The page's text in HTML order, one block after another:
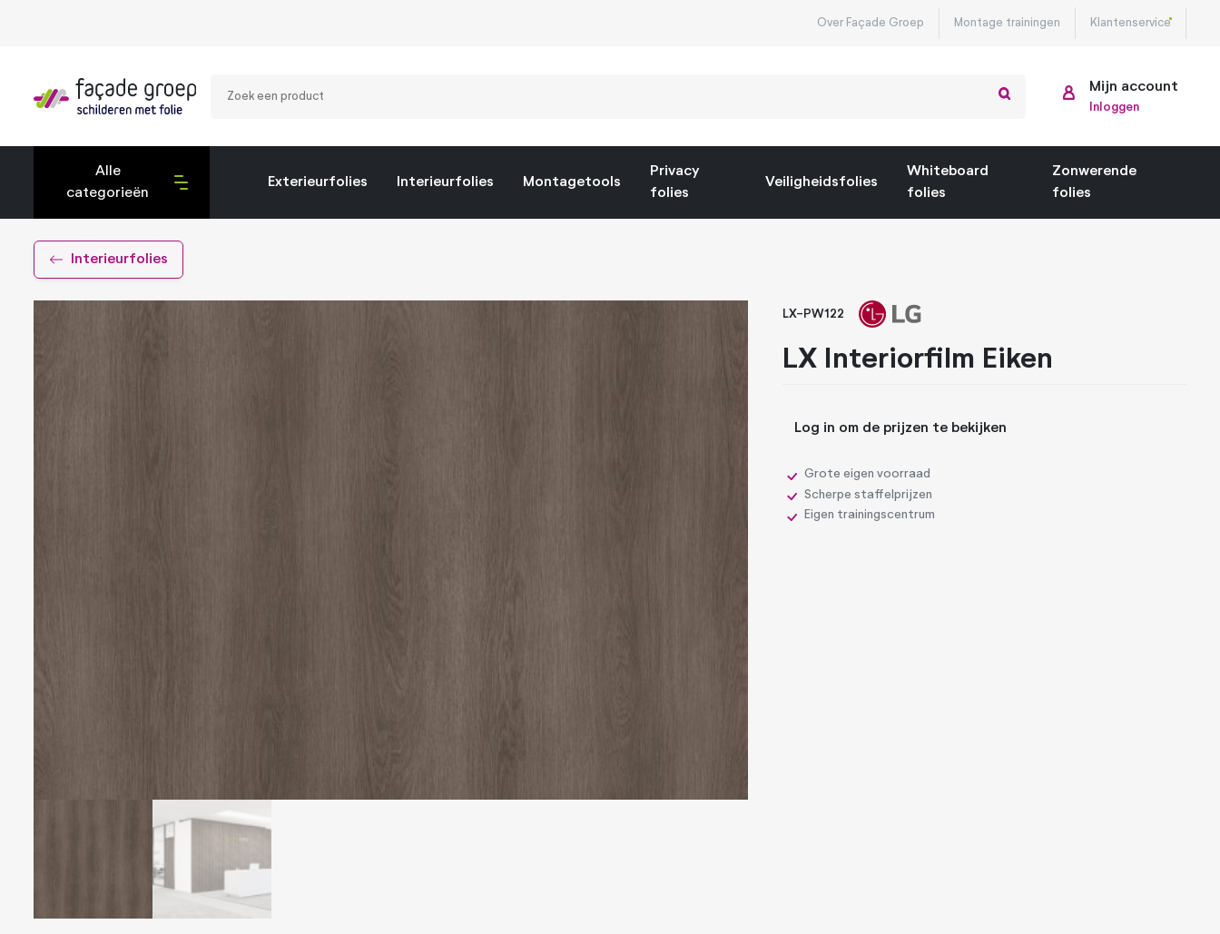
Over Façade Groep Montage trainingen Klantenservice
een
Mijn account
Inloggen
Alle
categorieën
Exterieurfolies
Exterieurfolies Interieurfolies Montagetools
Privacy
folies
Veiligheidsfolies
Whiteboard
folies
Zonwerende
folies
Interieurfolies
LX-PW122
LX Interiorfilm Eiken
Log in om de prijzen te bekijken
Grote eigen voorraad
Scherpe staffelprijzen
Eigen trainingscentrum